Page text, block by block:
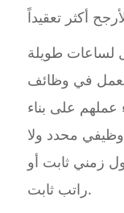
لساعات طويلة
في وظائف
عملهم على بناء
محدد ولا
زمني ثابت أو
راتب ثابت.